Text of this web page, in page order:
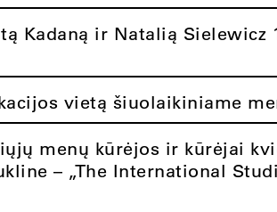
Kadaną ir Natalią Sielewicz
vietą šiuolaikiniame
menų kūrėjos ir kūrėjai
– „The International